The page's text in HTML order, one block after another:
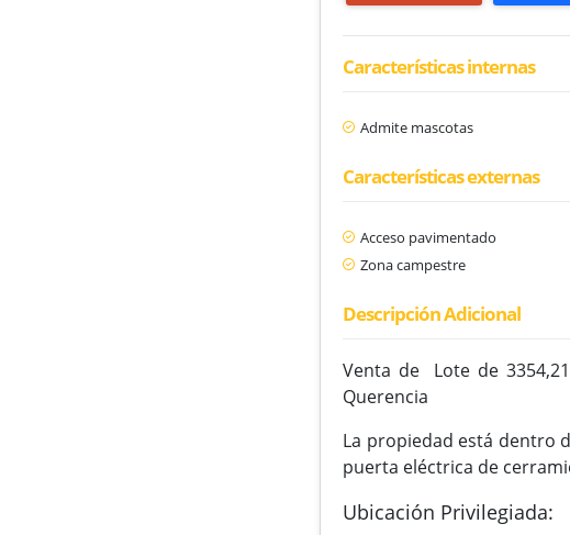
Características internas
Admite mascotas
Características externas
Acceso pavimentado
Zona campestre
Descripción Adicional
Venta de Lote de
Querencia
La propiedad está dentro
puerta eléctrica de
Ubicación Privilegiada: